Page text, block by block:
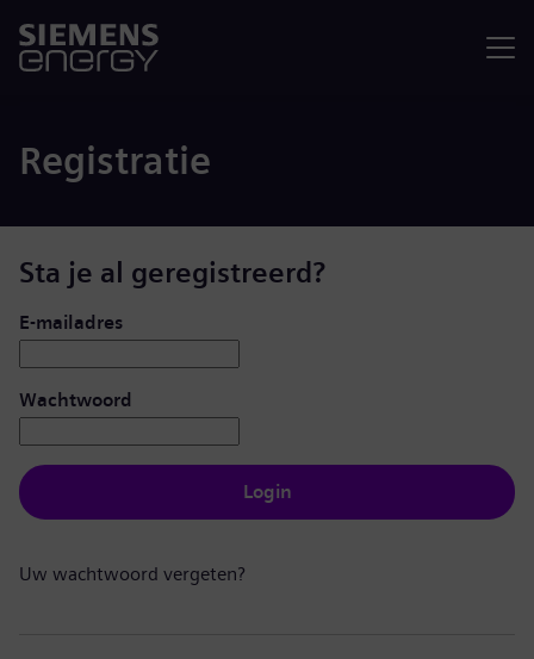
Registratie
Sta je al geregistreerd?
Inloggen: gebruiker en wachtwoord
E-mailadres
Wachtwoord
Login
Uw wachtwoord vergeten?